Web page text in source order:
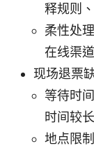
释规则
柔性处
在线渠
现场退票
等待时
时间较
地点限